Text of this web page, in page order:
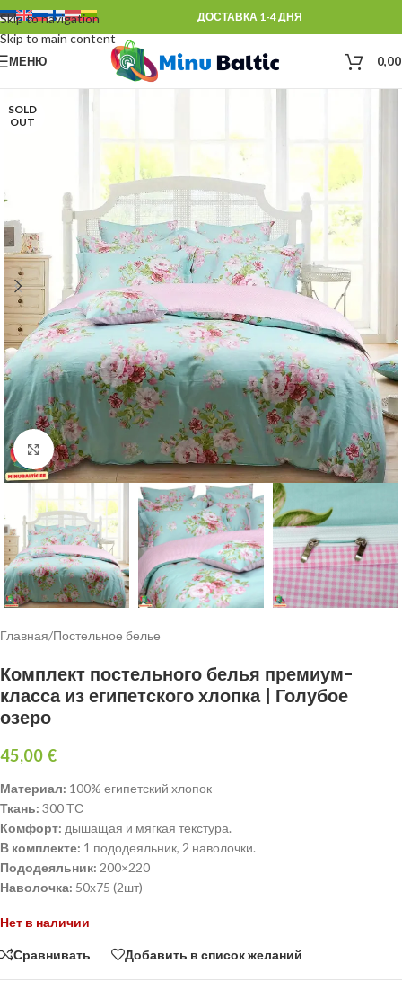
Skip to navigation
Skip to main content
ДОСТАВКА 1-4 ДНЯ
МЕНЮ
SOLD
OUT
Click to enlarge
Главная/Постельное белье
Комплект постельного белья премиум-
класса из египетского хлопка | Голубое
озеро
45,00 €
Материал: 100% египетский хлопок
Ткань: 300 ТС
Комфорт: дышащая и мягкая текстура.
В комплекте: 1 пододеяльник, 2 наволочки.
Пододеяльник: 200×220
Наволочка: 50х75 (2шт)
Нет в наличии
Сравнивать Добавить в список желаний